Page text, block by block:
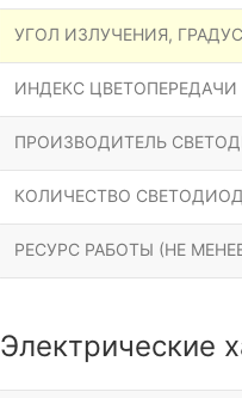
УГОЛ ИЗЛУЧЕНИЯ,
ИНДЕКС ЦВЕТОПЕРЕДАЧИ
ПРОИЗВОДИТЕЛЬ
КОЛИЧЕСТВО
РЕСУРС РАБОТЫ (НЕ
Электрические